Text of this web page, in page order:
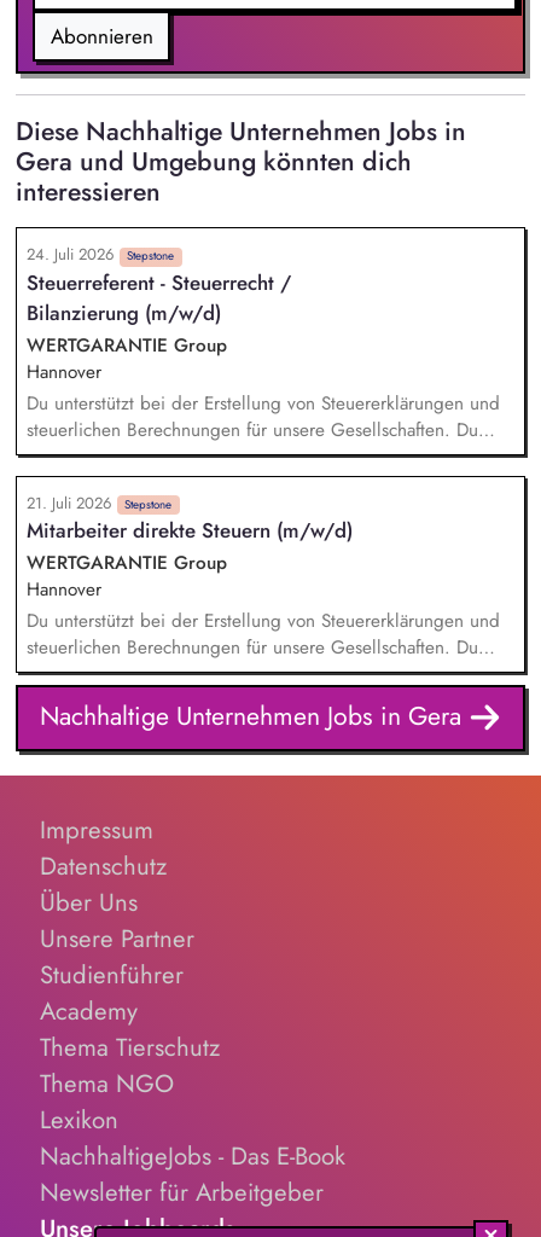
Abonnieren
Diese Nachhaltige Unternehmen Jobs in
Gera und Umgebung könnten dich
interessieren
24. Juli 2026 Stepstone
Steuerreferent - Steuerrecht /
Bilanzierung (m/w/d)
WERTGARANTIE Group
Hannover
Du unterstützt bei der Erstellung von Steuererklärungen und
steuerlichen Berechnungen für unsere Gesellschaften. Du
wirkst bei der Erstellung von Steuerbilanzen und E-Bilanzen
mit und sorgst für die Einhaltung aktueller steuerlicher
Vorgaben. Du prüfst Steuerbescheide und analysierst
steuerliche Sachverhalte auf mögliche Abweichungen. Du
unterstützt bei Betriebsprüfungen und arbeitest mit internen
sowie externen Ansprechpersonen zusammen. Du wirkst bei
der Kontierung und Buchung steuerlicher Geschäftsvorfälle
mit.
21. Juli 2026 Stepstone
Mitarbeiter direkte Steuern (m/w/d)
WERTGARANTIE Group
Hannover
Du unterstützt bei der Erstellung von Steuererklärungen und
steuerlichen Berechnungen für unsere Gesellschaften. Du
wirkst bei der Erstellung von Steuerbilanzen und E-Bilanzen
mit und sorgst für die Einhaltung aktueller steuerlicher
Vorgaben. Du prüfst Steuerbescheide und analysierst
steuerliche Sachverhalte auf mögliche Abweichungen. Du
unterstützt bei Betriebsprüfungen und arbeitest mit internen
der Kontierung und Buchung steuerlicher Geschäftsvorfälle
mit.
Nachhaltige Unternehmen Jobs in Gera
Impressum
Datenschutz
Über Uns
Unsere Partner
Studienführer
Academy
Thema Tierschutz
Thema NGO
Lexikon
NachhaltigeJobs - Das E-Book
Newsletter für Arbeitgeber
Unsere Jobboards